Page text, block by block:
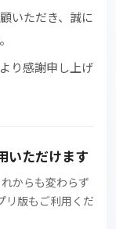
いただき、誠に
り感謝申し上げ
いただけます
からも変わらず
リ版もご利用くだ